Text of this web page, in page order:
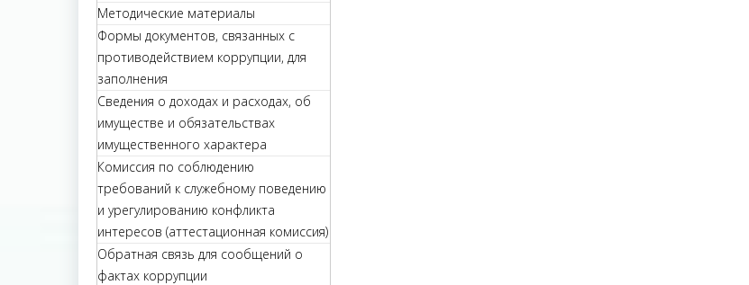
Методические материалы
Формы документов, связанных с
противодействием коррупции, для
заполнения
Сведения о доходах и расходах, об
имуществе и обязательствах
имущественного характера
Комиссия по соблюдению
требований к служебному поведению
и урегулированию конфликта
интересов (аттестационная комиссия)
Обратная связь для сообщений о
фактах коррупции